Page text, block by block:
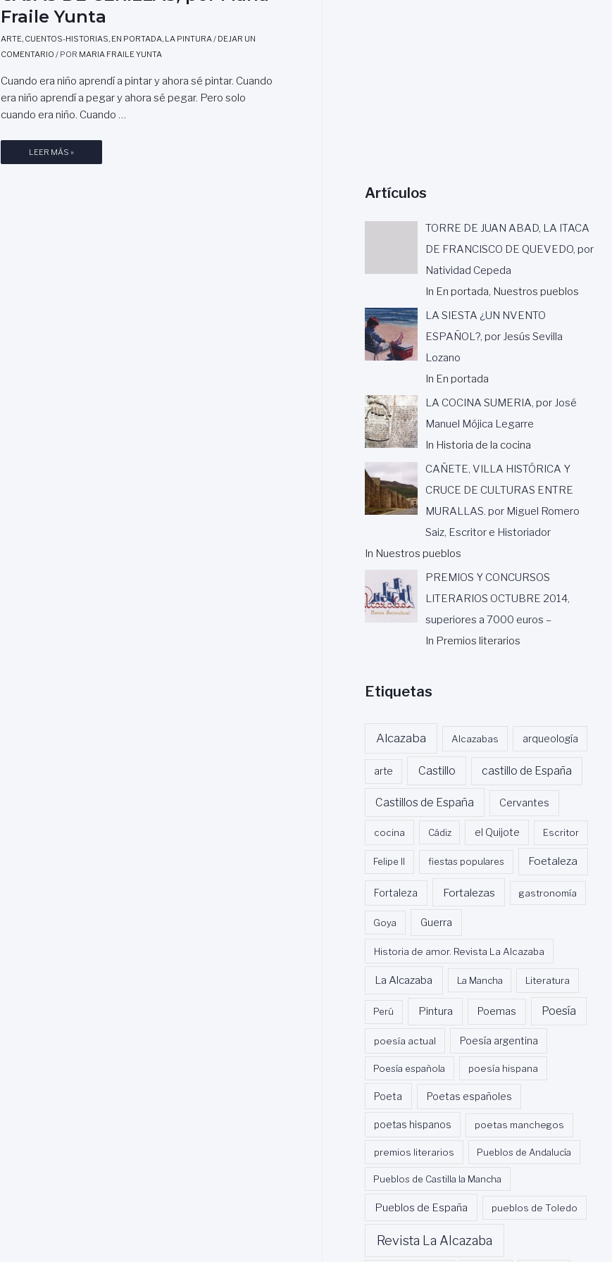
Fraile Yunta
ARTE, CUENTOS-HISTORIAS, EN PORTADA, LA PINTURA/ DEJAR UN
COMENTARIO / POR MARIA FRAILE YUNTA
Cuando era niño aprendí a pintar y ahora sé pintar. Cuando
era niño aprendí a pegar y ahora sé pegar. Pero solo
cuando era niño. Cuando …
C
LEER MÁS »
Artículos
TORRE DE JUAN ABAD, LA ITACA
DE FRANCISCO DE QUEVEDO, por
Natividad Cepeda
In En portada, Nuestros pueblos
LA SIESTA ¿UN NVENTO
ESPAÑOL?, por Jesús Sevilla
Lozano
In En portada
LA COCINA SUMERIA, por José
Manuel Mójica Legarre
In Historia de la cocina
CAÑETE, VILLA HISTÓRICA Y
CRUCE DE CULTURAS ENTRE
MURALLAS. por Miguel Romero
Saiz, Escritor e Historiador
In Nuestros pueblos
PREMIOS Y CONCURSOS
LITERARIOS OCTUBRE 2014,
superiores a 7000 euros –
In Premios literarios
Etiquetas
Alcazaba Alcazabas arqueología
arte Castillo castillo de España
Castillos de España Cervantes
cocina Cádiz el Quijote Escritor
Felipe II fiestas populares Foetaleza
Fortaleza Fortalezas gastronomía
Goya Guerra
Historia de amor. Revista La Alcazaba
La Alcazaba La Mancha Literatura
Perú Pintura Poemas Poesía
poesía actual Poesía argentina
Poesía española poesía hispana
Poeta Poetas españoles
poetas hispanos poetas manchegos
premios literarios Pueblos de Andalucía
Pueblos de Castilla la Mancha
Pueblos de España pueblos de Toledo
Revista La Alcazaba